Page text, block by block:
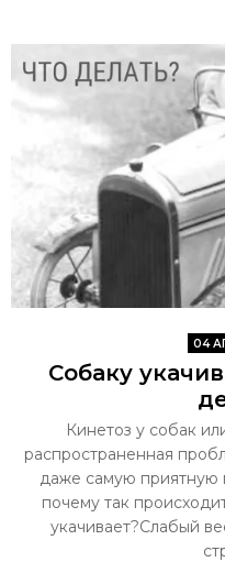
04
Собаку
Кинетоз у собак
распространенная
даже самую приятную
почему так
укачивает?Слабый